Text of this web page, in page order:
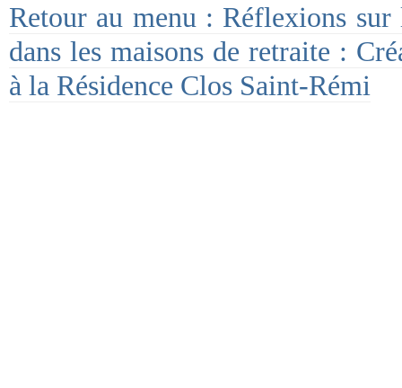
Retour au menu : Réflexions
dans les maisons de retraite :
à la Résidence Clos Saint-Rémi